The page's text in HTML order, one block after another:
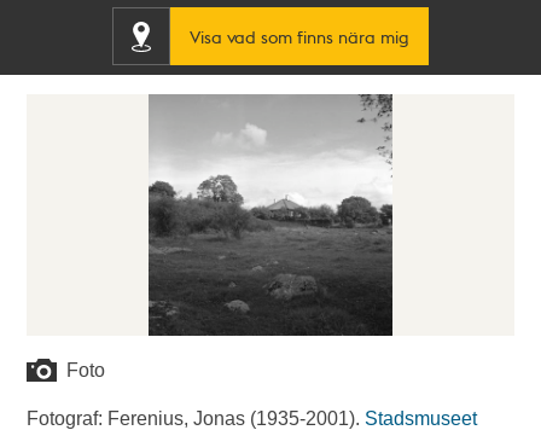
Visa vad som finns nära mig
Foto
Fotograf: Ferenius, Jonas (1935-2001). Stadsmuseet